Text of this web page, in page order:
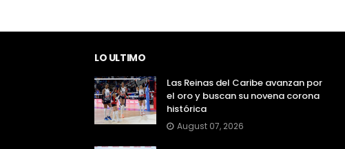
LO ULTIMO
Las Reinas del Caribe avanzan por
el oro y buscan su novena corona
histórica
August 07, 2026